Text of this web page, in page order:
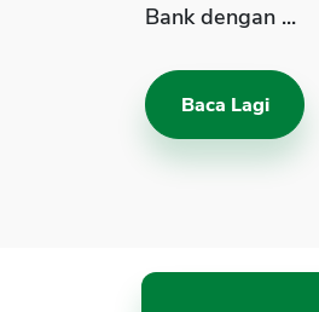
Bank dengan ...
Baca Lagi